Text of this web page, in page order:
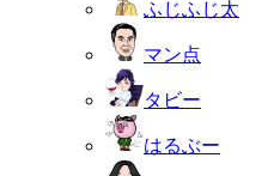
ふじふじ太
マン点
タビー
はるぶー